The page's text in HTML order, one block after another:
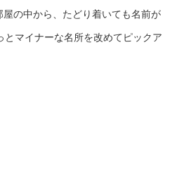
の中から、たどり着いても名前が
とマイナーな名所を改めてピックア